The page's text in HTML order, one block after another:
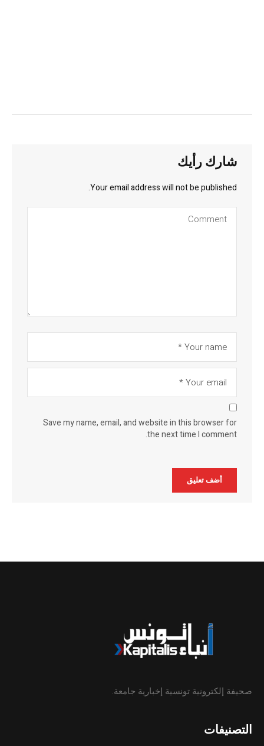
شارك رأيك
Your email address will not be published.
Save my name, email, and website in this browser for
the next time I comment.
صحيفة إلكترونية تونسية إخبارية جامعة.
التصنيفات